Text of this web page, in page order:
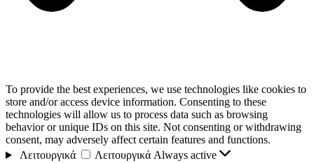
To provide the best experiences, we use technologies like cookies to
store and/or access device information. Consenting to these
technologies will allow us to process data such as browsing
behavior or unique IDs on this site. Not consenting or withdrawing
consent, may adversely affect certain features and functions.
Λειτουργικά
Λειτουργικά Always active